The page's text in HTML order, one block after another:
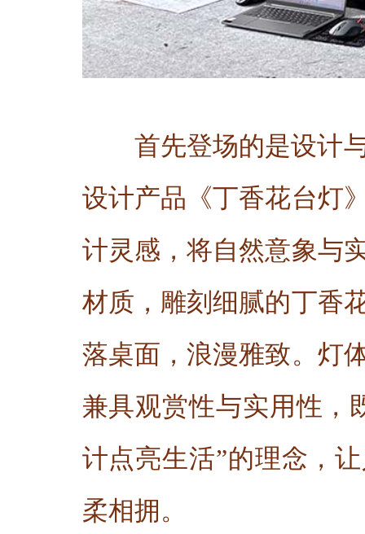
首先登场的是设计
设计产品《丁香花台灯
计灵感，将自然意象与
材质，雕刻细腻的丁香
落桌面，浪漫雅致。灯
兼具观赏性与实用性，
计点亮生活”的理念，
柔相拥。